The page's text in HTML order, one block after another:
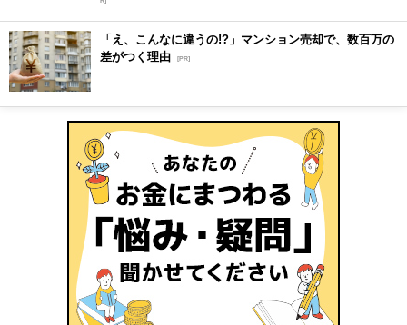
「え、こんなに違うの!?」マンション売却で、数百万の
差がつく理由 [PR]